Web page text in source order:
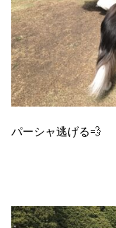
パーシャ逃げる💨